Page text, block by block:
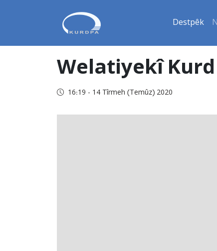
Destpêk
Welatiyekî
16:19 - 14 Tîrmeh (Temûz) 2020